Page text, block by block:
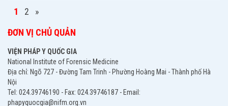
1 2
»
ĐƠN VỊ CHỦ QUẢN
VIỆN PHÁP Y QUỐC GIA
National Institute of Forensic Medicine
Địa chỉ: Ngõ 727 - Đường Tam Trinh - Phường Hoàng Mai - Thành phố Hà
Nội
Tel: 024.39746190 - Fax: 024.39746187 - Email:
phapyquocgia@nifm.org.vn